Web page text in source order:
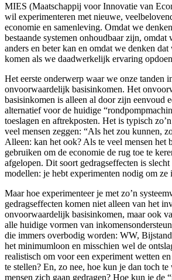
MIES (Maatschappij voor Innovatie van
wil experimenteren met nieuwe,
economie en samenleving. Omdat we
bestaande systemen onhoudbaar zijn, omdat
anders en beter kan en omdat we denken
komen als we daadwerkelijk ervaring
Het eerste onderwerp waar we onze tanden
onvoorwaardelijk basisinkomen. Het
basisinkomen is alleen al door zijn eenvoud
alternatief voor de huidige
toeslagen en aftrekposten. Het is typisch
veel mensen zeggen: “Als het zou kunnen,
Alleen: kan het ook? Als te veel mensen het
gebruiken om de economie de rug toe te
afgelopen. Dit soort gedragseffecten is
modellen: je hebt experimenten nodig om ze
Maar hoe experimenteer je met zo’n
gedragseffecten komen niet alleen van het
onvoorwaardelijk basisinkomen, maar ook
alle huidige vormen van
die immers overbodig worden: WW,
het minimumloon en misschien wel de
realistisch om voor een experiment wetten
te stellen? En, zo nee, hoe kun je dan toch
mensen zich gaan gedragen? Hoe kun je de